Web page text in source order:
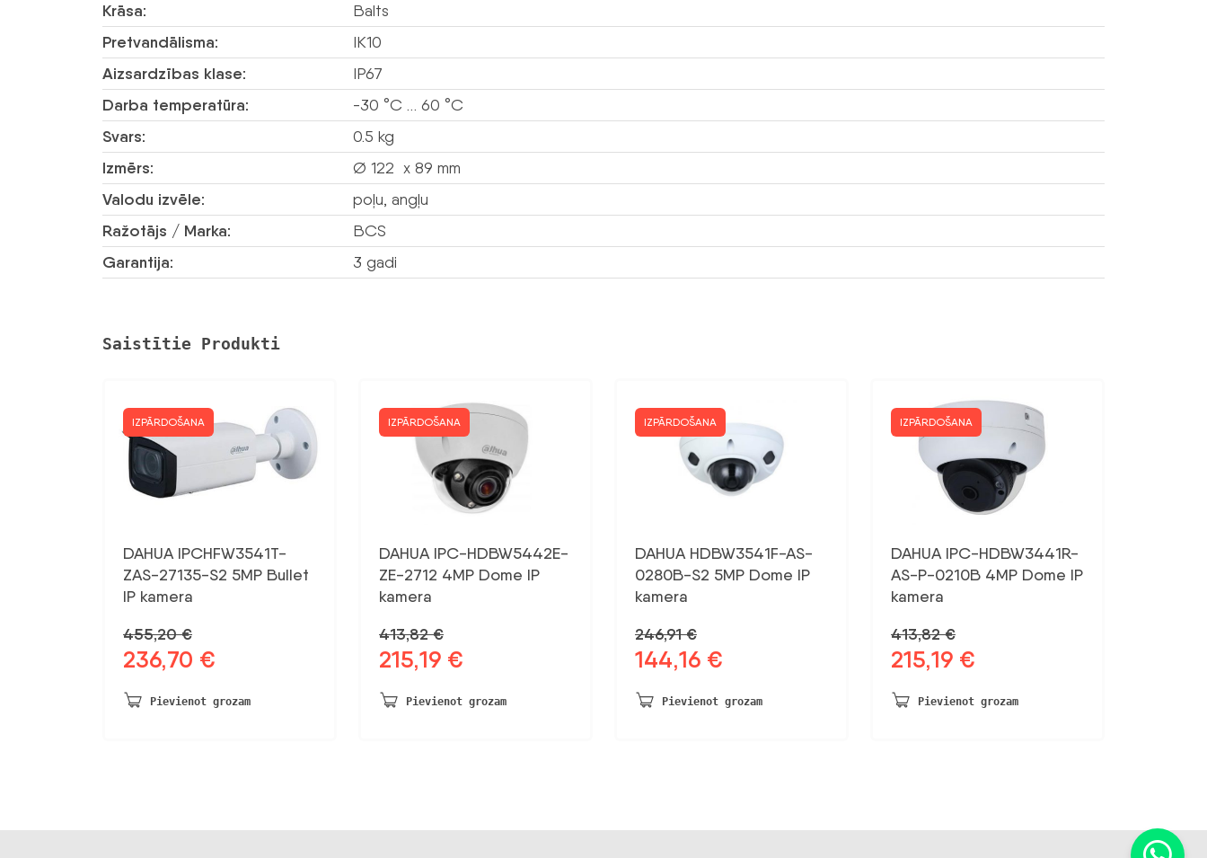
Krāsa: Balts
Pretvandālisma: IK10
Aizsardzības klase: IP67
Darba temperatūra: -30 °C … 60 °C
Svars: 0.5 kg
Izmērs: Ø 122 x 89 mm
Valodu izvēle: poļu, angļu
Ražotājs / Marka: BCS
Garantija: 3 gadi
Saistītie Produkti
IZPĀRDOŠANA
DAHUA IPCHFW3541T-
ZAS-27135-S2 5MP Bullet
IP kamera
455,20€
Sākotnējā
bija:
236,70 €
ir:
Pievienot grozam
IZPĀRDOŠANA
DAHUA IPC-HDBW5442E-
ZE-2712 4MP Dome IP
kamera
413,82€
Sākotnējā
bija:
215,19 €
ir:
Pievienot grozam
IZPĀRDOŠANA
DAHUA HDBW3541F-AS-
0280B-S2 5MP Dome IP
kamera
246,91€
Sākotnējā
bija:
144,16 €
ir:
Pievienot grozam
IZPĀRDOŠANA
DAHUA IPC-HDBW3441R-
AS-P-0210B 4MP Dome IP
kamera
413,82€
Sākotnējā
bija:
215,19 €
ir:
Pievienot grozam